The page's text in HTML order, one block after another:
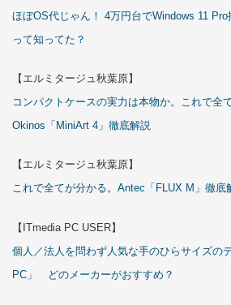
ほぼOS代じゃん！ 4万円台でWindows 11
って知ってた？
【エルミタージュ秋葉原】
コンパクトケースの実力は本物か。これで全
Okinos「MiniArt 4」徹底解説
【エルミタージュ秋葉原】
これで全てが分かる。Antec「FLUX M」徹底
【ITmedia PC USER】
個人／法人を問わず人気な手のひらサイズの
PC」 どのメーカーがおすすめ？